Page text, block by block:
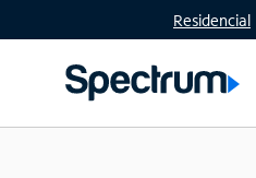
Residencial